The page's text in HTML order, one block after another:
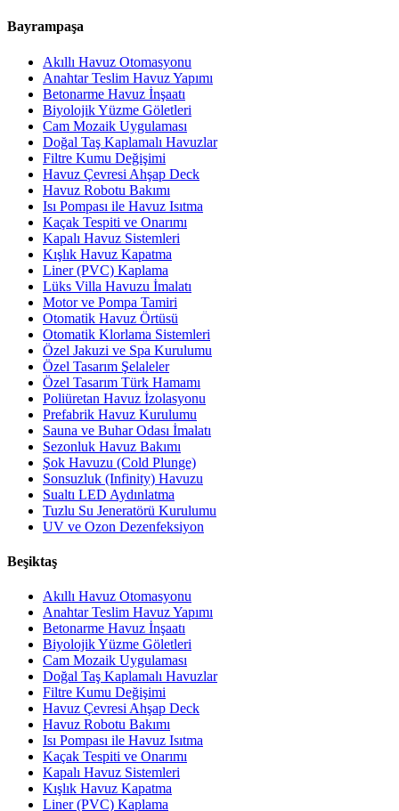
Bayrampaşa
Akıllı Havuz Otomasyonu
Anahtar Teslim Havuz Yapımı
Betonarme Havuz İnşaatı
Biyolojik Yüzme Göletleri
Cam Mozaik Uygulaması
Doğal Taş Kaplamalı Havuzlar
Filtre Kumu Değişimi
Havuz Çevresi Ahşap Deck
Havuz Robotu Bakımı
Isı Pompası ile Havuz Isıtma
Kaçak Tespiti ve Onarımı
Kapalı Havuz Sistemleri
Kışlık Havuz Kapatma
Liner (PVC) Kaplama
Lüks Villa Havuzu İmalatı
Motor ve Pompa Tamiri
Otomatik Havuz Örtüsü
Otomatik Klorlama Sistemleri
Özel Jakuzi ve Spa Kurulumu
Özel Tasarım Şelaleler
Özel Tasarım Türk Hamamı
Poliüretan Havuz İzolasyonu
Prefabrik Havuz Kurulumu
Sauna ve Buhar Odası İmalatı
Sezonluk Havuz Bakımı
Şok Havuzu (Cold Plunge)
Sonsuzluk (Infinity) Havuzu
Sualtı LED Aydınlatma
Tuzlu Su Jeneratörü Kurulumu
UV ve Ozon Dezenfeksiyon
Beşiktaş
Akıllı Havuz Otomasyonu
Anahtar Teslim Havuz Yapımı
Betonarme Havuz İnşaatı
Biyolojik Yüzme Göletleri
Cam Mozaik Uygulaması
Doğal Taş Kaplamalı Havuzlar
Filtre Kumu Değişimi
Havuz Çevresi Ahşap Deck
Havuz Robotu Bakımı
Isı Pompası ile Havuz Isıtma
Kaçak Tespiti ve Onarımı
Kapalı Havuz Sistemleri
Kışlık Havuz Kapatma
Liner (PVC) Kaplama